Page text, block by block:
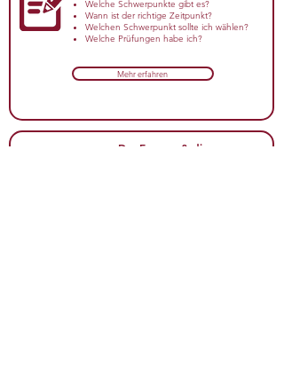
Welche Schwerpunkte gibt es?
Wann ist der richtige Zeitpunkt?
Welchen Schwerpunkt sollte ich wählen?
Welche Prüfungen habe ich?
Mehr erfahren
Das Examen & die